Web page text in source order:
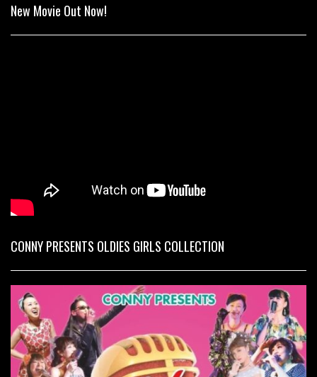
New Movie Out Now!
CONNY PRESENTS OLDIES GIRLS COLLECTION